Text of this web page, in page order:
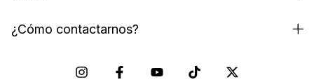
¿Cómo contactarnos?